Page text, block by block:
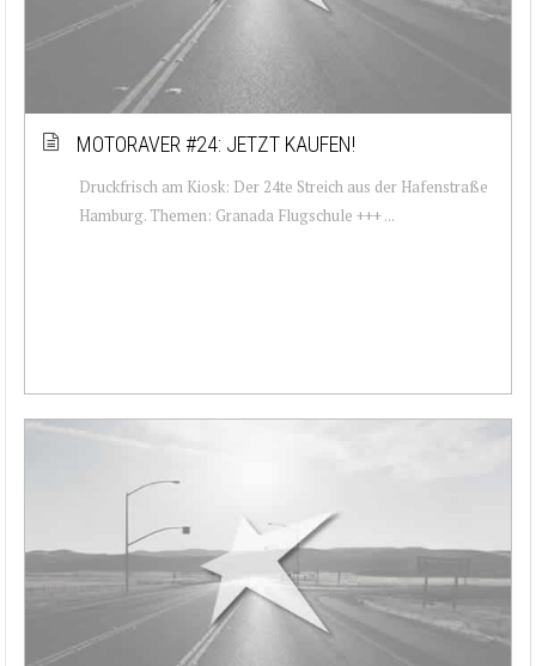
MOTORAVER #24: JETZT KAUFEN!
Druckfrisch am Kiosk: Der 24te Streich aus der Hafenstraße
Hamburg. Themen: Granada Flugschule +++ ...